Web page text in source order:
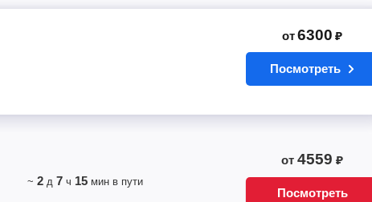
от 6300 ₽
Посмотреть
~ 2 д 7 ч 15 мин в пути
от 4559 ₽
Посмотреть